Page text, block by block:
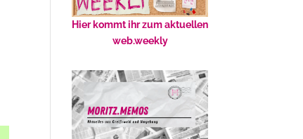
Hier kommt ihr zum aktuellen
web.weekly